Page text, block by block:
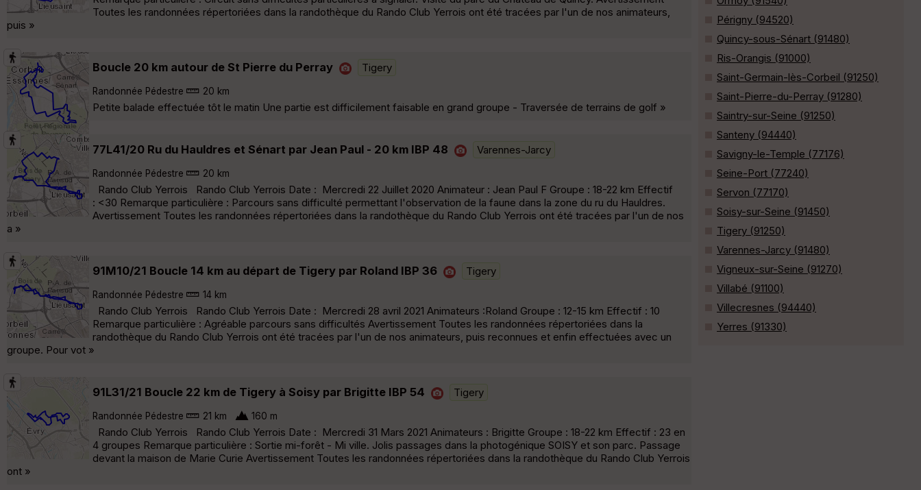
Toutes les randonnées répertoriées dans la randothèque du Rando Club Yerrois ont été tracées par l'un de nos animateurs,
puis »
Boucle 20 km autour de St Pierre du Perray Tigery
Randonnée Pédestre 20 km
Petite balade effectuée tôt le matin Une partie est difficilement faisable en grand groupe - Traversée de terrains de golf »
77L41/20 Ru du Hauldres et Sénart par Jean Paul - 20 km IBP 48 Varennes-Jarcy
Randonnée Pédestre 20 km
Rando Club Yerrois Rando Club Yerrois Date : Mercredi 22 Juillet 2020 Animateur : Jean Paul F Groupe : 18-22 km Effectif
: <30 Remarque particulière : Parcours sans difficulté permettant l'observation de la faune dans la zone du ru du Hauldres.
Avertissement Toutes les randonnées répertoriées dans la randothèque du Rando Club Yerrois ont été tracées par l'un de nos
a »
91M10/21 Boucle 14 km au départ de Tigery par Roland IBP 36 Tigery
Randonnée Pédestre 14 km
Rando Club Yerrois Rando Club Yerrois Date : Mercredi 28 avril 2021 Animateurs :Roland Groupe : 12-15 km Effectif : 10
Remarque particulière : Agréable parcours sans difficultés Avertissement Toutes les randonnées répertoriées dans la
randothèque du Rando Club Yerrois ont été tracées par l'un de nos animateurs, puis reconnues et enfin effectuées avec un
groupe. Pour vot »
91L31/21 Boucle 22 km de Tigery à Soisy par Brigitte IBP 54 Tigery
Randonnée Pédestre 21 km 160 m
Rando Club Yerrois Rando Club Yerrois Date : Mercredi 31 Mars 2021 Animateurs : Brigitte Groupe : 18-22 km Effectif : 23 en
4 groupes Remarque particulière : Sortie mi-forêt - Mi ville. Jolis passages dans la photogénique SOISY et son parc. Passage
devant la maison de Marie Curie Avertissement Toutes les randonnées répertoriées dans la randothèque du Rando Club Yerrois
ont »
Périgny (94520)
Quincy-sous-Sénart (91480)
Ris-Orangis (91000)
Saint-Germain-lès-Corbeil (91250)
Saint-Pierre-du-Perray (91280)
Saintry-sur-Seine (91250)
Santeny (94440)
Savigny-le-Temple (77176)
Seine-Port (77240)
Servon (77170)
Soisy-sur-Seine (91450)
Tigery (91250)
Varennes-Jarcy (91480)
Vigneux-sur-Seine (91270)
Villabé (91100)
Villecresnes (94440)
Yerres (91330)